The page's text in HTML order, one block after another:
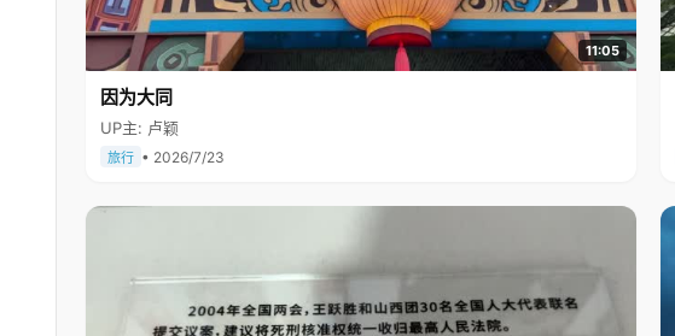
11:05
因为大同
UP主: 卢颖
旅行 • 2026/7/23